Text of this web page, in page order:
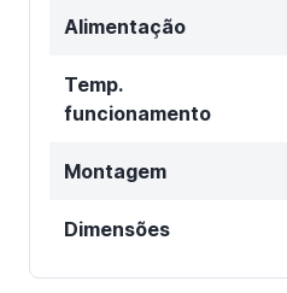
Alimentação
Temp.
funcionamento
Montagem
Dimensões